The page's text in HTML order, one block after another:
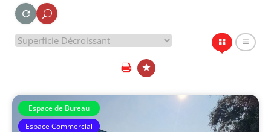
Espace de Bureau
Espace Commercial